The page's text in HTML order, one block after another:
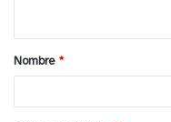
a
rNombre *